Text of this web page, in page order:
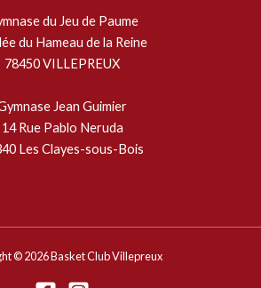
du Jeu de Paume
du Hameau de la Reine
78450 VILLEPREUX
Jean Guimier
14 Rue Pablo Neruda
Les Clayes-sous-Bois
© 2026 Basket Club Villepreux